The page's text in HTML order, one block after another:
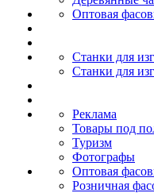
Оптовая
Станки для
Станки для
Реклама
Товары под
Туризм
Фотографы
Оптовая
Розничная